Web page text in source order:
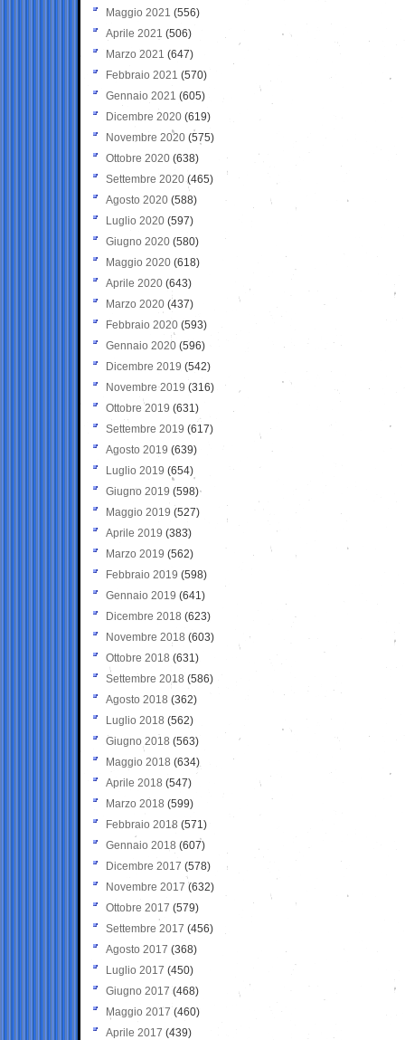
Maggio 2021 (556)
Aprile 2021 (506)
Marzo 2021 (647)
Febbraio 2021 (570)
Gennaio 2021 (605)
Dicembre 2020 (619)
Novembre 2020 (575)
Ottobre 2020 (638)
Settembre 2020(465)
Agosto 2020 (588)
Luglio 2020 (597)
Giugno 2020 (580)
Maggio 2020 (618)
Aprile 2020 (643)
Marzo 2020 (437)
Febbraio 2020 (593)
Gennaio 2020 (596)
Dicembre 2019 (542)
Novembre 2019 (316)
Ottobre 2019 (631)
Settembre 2019 (617)
Agosto 2019 (639)
Luglio 2019 (654)
Giugno 2019 (598)
Maggio 2019 (527)
Aprile 2019 (383)
Marzo 2019 (562)
Febbraio 2019 (598)
Gennaio 2019 (641)
Dicembre 2018 (623)
Novembre 2018 (603)
Ottobre 2018 (631)
Settembre 2018 (586)
Agosto 2018 (362)
Luglio 2018 (562)
Giugno 2018 (563)
Maggio 2018 (634)
Aprile 2018 (547)
Marzo 2018 (599)
Febbraio 2018 (571)
Gennaio 2018 (607)
Dicembre 2017 (578)
Novembre 2017 (632)
Ottobre 2017 (579)
Settembre 2017 (456)
Agosto 2017 (368)
Luglio 2017 (450)
Giugno 2017 (468)
Maggio 2017 (460)
Aprile 2017 (439)